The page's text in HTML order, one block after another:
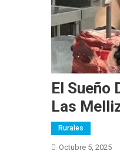
El Sueño
Las
Rurales
Octubre 5, 2025